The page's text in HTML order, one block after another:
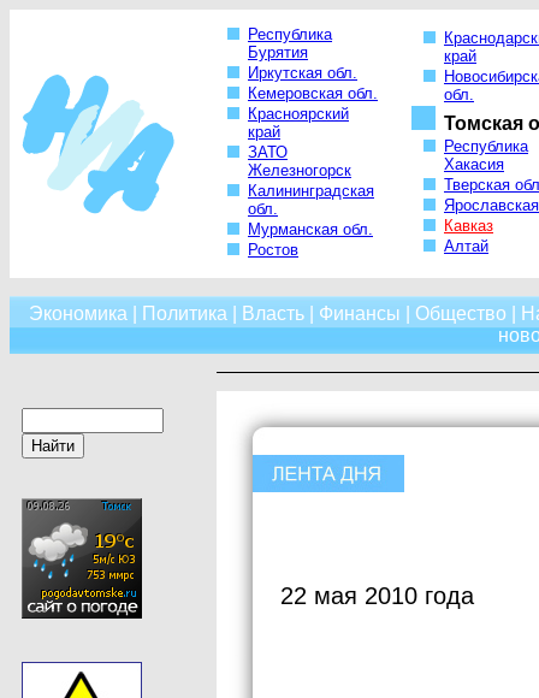
Республика
Бурятия
Иркутская обл.
Кемеровская обл.
Красноярский
край
ЗАТО
Железногорск
Калининградская
обл.
Мурманская обл.
Ростов
край
обл.
Томская
Республика
Хакасия
Тверская
Кавказ
Алтай
Экономика Политика Власть| Финансы Общество
22 мая 2010 года